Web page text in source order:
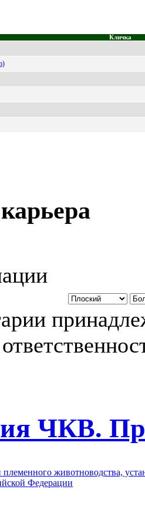
Кличка
ЧКВ.
животноводства,
Федерации